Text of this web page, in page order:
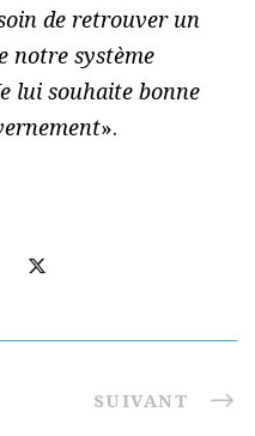
de retrouver un
notre système
lui souhaite bonne
».
SUIVANT